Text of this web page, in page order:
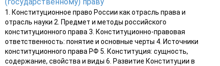
1. Конституционное право России как отрасль права и
отрасль науки 2. Предмет и методы российского
конституционного права 3. Конституционно-правовая
ответственность: понятие и основные черты 4. Источники
конституционного права РФ 5. Конституция: сущность,
содержание, свойства и виды 6. Развитие Конституции в